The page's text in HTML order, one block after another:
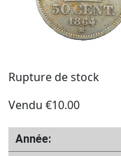
Rupture de stock
Vendu €10.00
Année: